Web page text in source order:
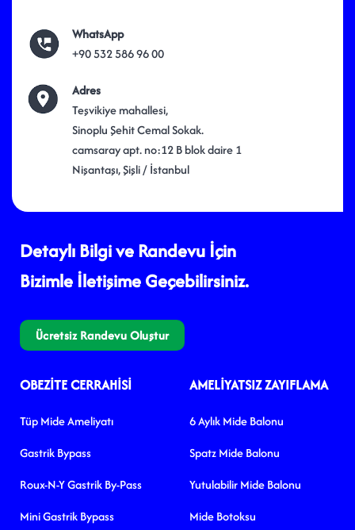
WhatsApp
+90 532 586 96 00
Adres
Teşvikiye mahallesi,
Sinoplu Şehit Cemal Sokak.
camsaray apt. no:12 B blok daire 1
Nişantaşı, Şişli / İstanbul
Detaylı Bilgi ve Randevu İçin
Bizimle İletişime Geçebilirsiniz.
Ücretsiz Randevu Oluştur
OBEZITE CERRAHISI
Tüp Mide Ameliyatı
Gastrik Bypass
Roux-N-Y Gastrik By-Pass
Mini Gastrik Bypass
AMELIYATSIZ ZAYIFLAMA
6 Aylık Mide Balonu
Spatz Mide Balonu
Yutulabilir Mide Balonu
Mide Botoksu